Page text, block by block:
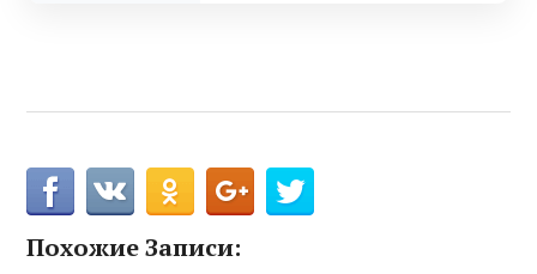
Похожие Записи: